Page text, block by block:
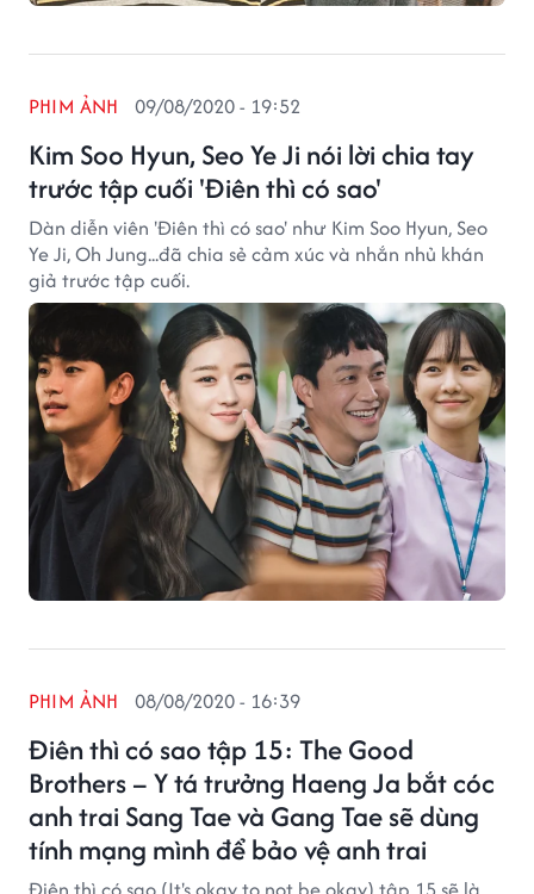
Kim Soo Hyun, Seo Ye Ji nói lời chia tay
trước tập cuối 'Điên thì có sao'
PHIM ẢNH 09/08/2020 - 19:52
Dàn diễn viên 'Điên thì có sao' như Kim Soo Hyun, Seo
Ye Ji, Oh Jung...đã chia sẻ cảm xúc và nhắn nhủ khán
giả trước tập cuối.
Điên thì có sao tập 15: The Good
Brothers – Y tá trưởng Haeng Ja bắt cóc
anh trai Sang Tae và Gang Tae sẽ dùng
tính mạng mình để bảo vệ anh trai
PHIM ẢNH 08/08/2020 - 16:39